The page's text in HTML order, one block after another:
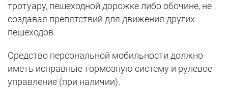
тротуару, пешеходной дорожке либо обочине, не
создавая препятствий для движения других
пешеходов.
Средство персональной мобильности должно
иметь исправные тормозную систему и рулевое
управление (при наличии).